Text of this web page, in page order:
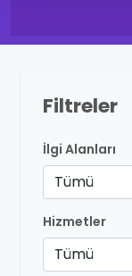
Filtreler
İlgi Alanları
Tümü
Hizmetler
Tümü